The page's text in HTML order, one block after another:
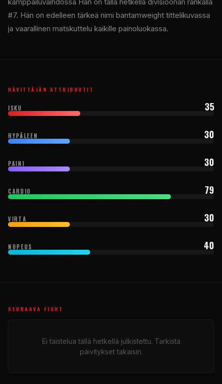
#7. Hän on edelleen tärkeä nimi bantamweight tittelikuvassa
ja vaarallinen matskuttelu kaikille painoluokassa.
HÄVITTÄJÄN ATTRIBUUTIT
ISKU 35
RYPÄLEEN 30
PAINI 30
CARDIO 79
VIRTA 30
NOPEUS 40
SEURAAVA FIGHT
Ei taistelua tällä hetkellä julkistettu. Tarkista
päivitykset takaisin.